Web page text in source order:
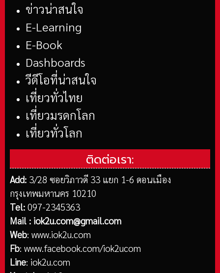
ข่าวน่าสนใจ
E-Learning
E-Book
Dashboards
วีดีโอที่น่าสนใจ
เที่ยวทั่วไทย
เที่ยวมรดกโลก
เที่ยวทั่วโลก
ติดต่อเรา:
Add: 3/28 ซอยวิภาวดี 33 แยก 1-6 ดอนเมือง
กรุงเทพมหานคร 10210
Tel: 097-2345363
Mail : iok2u.com@gmail.com
Web: www.iok2u.com
Fb: www.facebook.com/iok2ucom
Line: iok2u.com